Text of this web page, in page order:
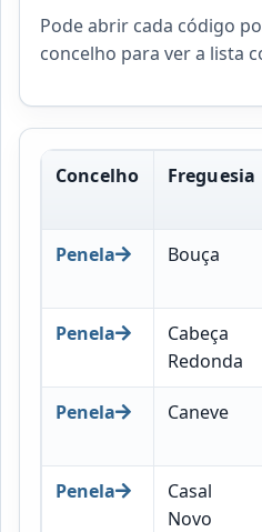
Pode abrir cada código
concelho para ver a lista
Concelho Freguesia
Penela Bouça
Penela
Cabeça
Redonda
Penela Caneve
Penela
Casal
Novo